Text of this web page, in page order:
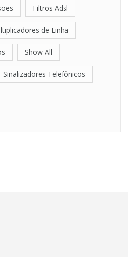
Filtros Adsl
de Linha
Show All
Sinalizadores Telefônicos